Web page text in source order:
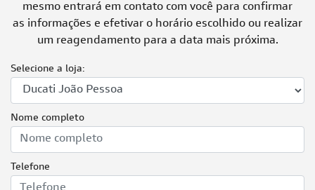
mesmo entrará em contato com você para confirmar
as informações e efetivar o horário escolhido ou realizar
um reagendamento para a data mais próxima.
Selecione a loja:
Nome completo
Telefone